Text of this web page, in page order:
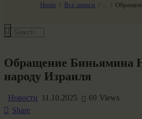
Home Все записи
SG-6
Обращение Биньямина
народу Израиля
Новости 11.10.2025 69 Views
Share